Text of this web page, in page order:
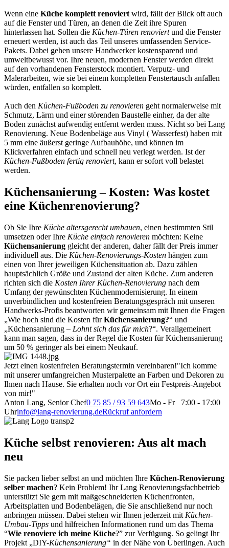
Wenn eine Küche komplett renoviert wird, fällt der Blick oft auch
auf die Fenster und Türen, an denen die Zeit ihre Spuren
hinterlassen hat. Sollen die Küchen-Türen renoviertund die Fenster
erneuert werden, ist auch das Teil unseres umfassenden Service-
Pakets. Dabei gehen unsere Handwerker kostensparend und
umweltbewusst vor. Ihre neuen, modernen Fenster werden direkt
auf den vorhandenen Fensterstock montiert. Verputz- und
Malerarbeiten, wie sie bei einem kompletten Fenstertausch anfallen
würden, entfallen so komplett.
Auch den Küchen-Fußboden zu renovieren geht normalerweise mit
Schmutz, Lärm und einer störenden Baustelle einher, da der alte
Boden zunächst aufwendig entfernt werden muss. Nicht so bei Lang
Renovierung. Neue Bodenbeläge aus Vinyl ( Wasserfest) haben mit
5 mm eine äußerst geringe Aufbauhöhe, und können im
Klickverfahren einfach und schnell neu verlegt werden. Ist der
Küchen-Fußboden fertig renoviert, kann er sofort voll belastet
werden.
Küchensanierung – Kosten: Was kostet
eine Küchenrenovierung?
Ob Sie Ihre Küche altersgerecht umbauen, einen bestimmten Stil
umsetzen oder Ihre Küche einfach renovieren möchten: Keine
Küchensanierung gleicht der anderen, daher fällt der Preis immer
individuell aus. Die Küchen-Renovierungs-Kosten hängen zum
einen von Ihrer jeweiligen Küchensituation ab. Dazu zählen
hauptsächlich Größe und Zustand der alten Küche. Zum anderen
richten sich die Kosten Ihrer Küchen-Renovierung nach dem
Umfang der gewünschten Küchenmodernisierung. In einem
unverbindlichen und kostenfreien Beratungsgespräch mit unseren
Handwerks-Profis beantworten wir gemeinsam mit Ihnen die Fragen
„Wie hoch sind die Kosten fürKüchensanierung?“ und
„Küchensanierung – Lohnt sich das für mich?“. Verallgemeinert
kann man sagen, dass in der Regel die Kosten für Küchensanierung
um 50 % geringer als bei einem Neukauf.
Jetzt einen kostenfreien Beratungstermin vereinbaren!"Ich komme
mit unserer umfangreichen Musterpalette an Farben und Dekoren zu
Ihnen nach Hause. Sie erhalten noch vor Ort ein Festpreis-Angebot
von mir!"
Anton Lang, Senior Chef0 75 85 / 93 59 643Mo - Fr 7:00 - 17:00
Uhrinfo@lang-renovierung.deRückruf anfordern
Küche selbst renovieren: Aus alt mach
neu
Sie packen lieber selbst an und möchten Ihre Küchen-Renovierung
selber machen? Kein Problem! Ihr Lang Renovierungsfachbetrieb
unterstützt Sie gern mit maßgeschneiderten Küchenfronten,
Arbeitsplatten und Bodenbelägen, die Sie anschließend nur noch
anbringen müssen. Dabei stehen wir Ihnen jederzeit mit Küchen-
Umbau-Tipps und hilfreichen Informationen rund um das Thema
“Wie renoviere ich meine Küche?” zur Verfügung. So gelingt Ihr
Projekt „DIY-Küchensanierung“ in der Nähe von Überlingen. Auch